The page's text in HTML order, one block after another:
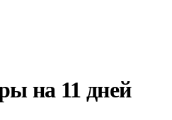
на 11 дней